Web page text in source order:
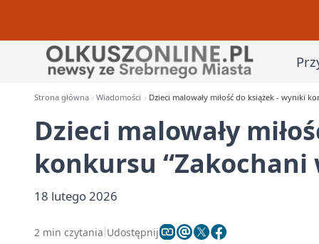
Strona główna Wiadomości Dzieci malowały miłość do książek - wyniki
Dzieci malowały
konkursu “Zakochani
18 lutego 2026
2 min czytania Udostępnij